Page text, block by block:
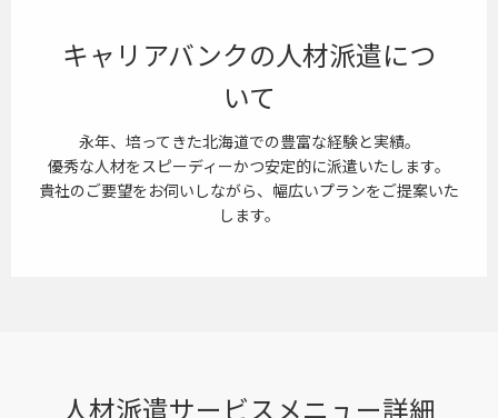
キャリアバンクの人材派遣につ
いて
永年、培ってきた北海道での豊富な経験と実績。
優秀な人材をスピーディーかつ安定的に派遣いたします。
貴社のご要望をお伺いしながら、幅広いプランをご提案いた
します。
人材派遣サービスメニュー詳細